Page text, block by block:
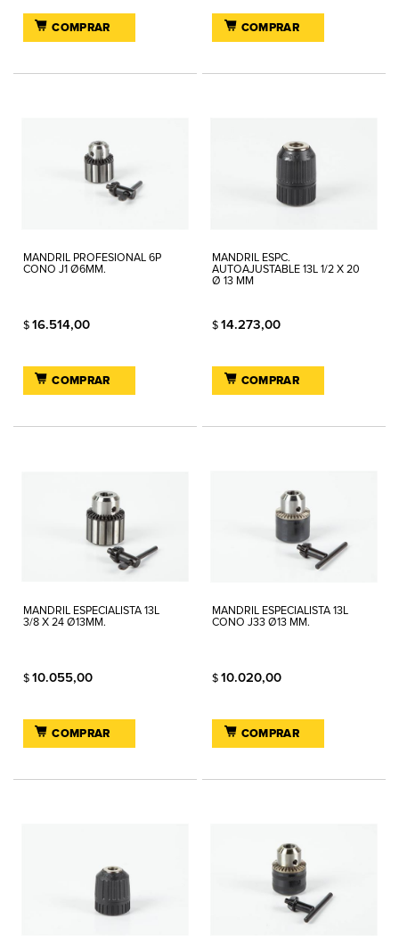
COMPRAR COMPRAR
MANDRIL PROFESIONAL 6P
CONO J1 Ø6MM.
$ 16.514,00
COMPRAR
MANDRIL ESPC.
AUTOAJUSTABLE 13L 1/2 X 20
Ø 13 MM
$14.273,00
COMPRAR
MANDRIL ESPECIALISTA 13L
3/8 X 24 Ø13MM.
$ 10.055,00
COMPRAR
MANDRIL ESPECIALISTA 13L
CONO J33 Ø13 MM.
$10.020,00
COMPRAR